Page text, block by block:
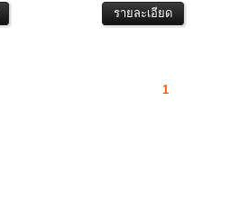
1